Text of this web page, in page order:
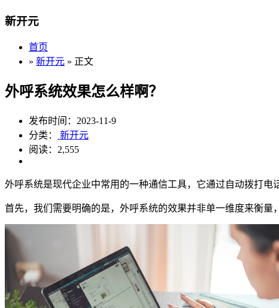
新开元
首页
» 新开元 » 正文
外呼系统效果怎么样啊？
发布时间：2023-11-9
分类：
新开元
阅读：2,555
外呼系统是现代企业中常用的一种通信工具，它通过自动拨打
首先，我们需要明确的是，外呼系统的效果并非单一维度来衡量